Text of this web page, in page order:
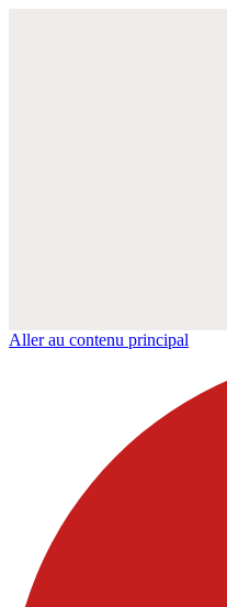
Aller au contenu principal